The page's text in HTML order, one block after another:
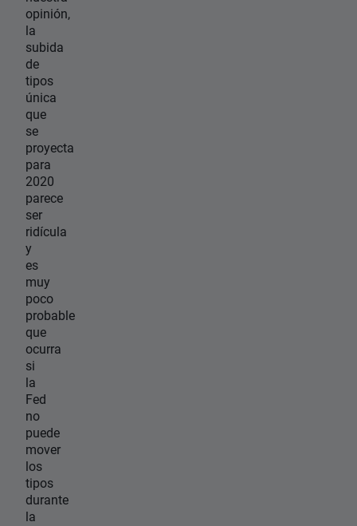
opinión,
la
subida
de
tipos
única
que
se
proyecta
para
2020
parece
ser
ridícula
y
es
muy
poco
probable
que
ocurra
si
la
Fed
no
puede
mover
los
tipos
durante
la